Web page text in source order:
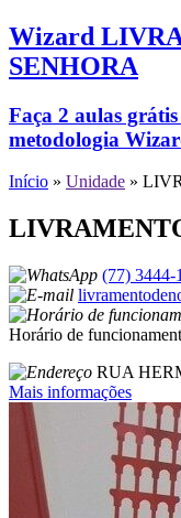
Wizard
SENHORA
Faça 2 aulas
metodologia
Início » Unidade »
(77) 3444-
Horário de
RUA
Mais informações